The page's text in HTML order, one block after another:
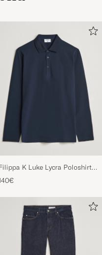
K Luke Lycra Poloshirt